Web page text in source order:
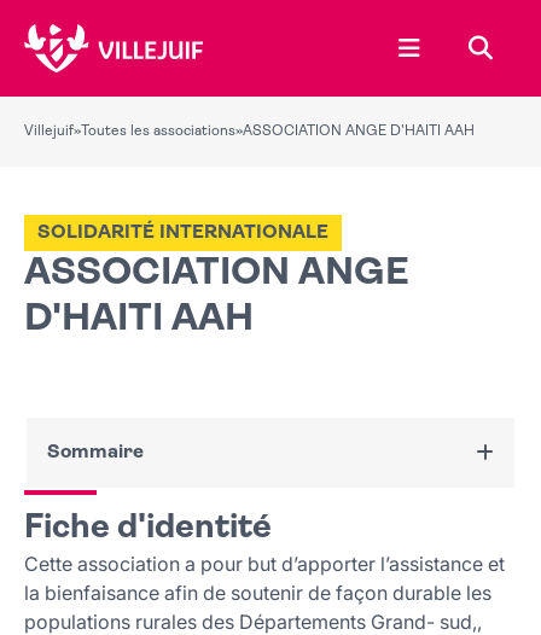
Ouvrir le
Villejuif» Toutes les associations»ASSOCIATION ANGE D'HAITI AAH
ASSOCIATION ANGE
D'HAITI AAH
SOLIDARITÉ INTERNATIONALE
Sommaire
Fiche d'identité
Nous contacter
Fiche d'identité
Cette association a pour but d’apporter l’assistance et
la bienfaisance afin de soutenir de façon durable les
populations rurales des Départements Grand- sud,,